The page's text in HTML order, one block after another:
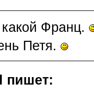
Франц.
Петя.
пишет: